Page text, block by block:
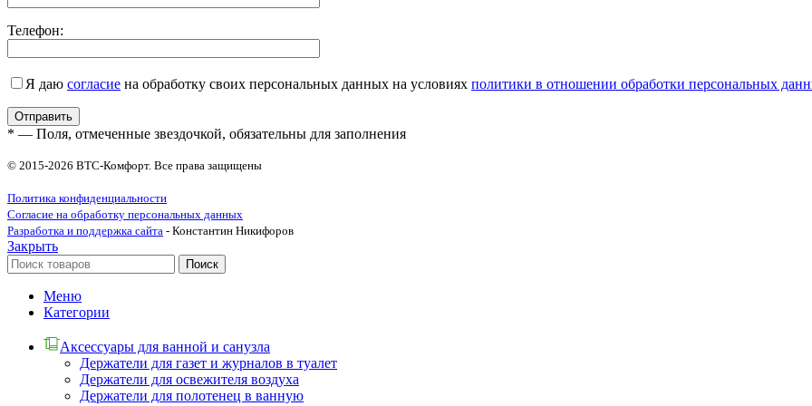
Телефон:
Я даю согласие на обработку своих персональных данных на условиях политики в отношении обработки персональных
* — Поля, отмеченные звездочкой, обязательны для заполнения
© 2015-2026 ВТС-Комфорт. Все права защищены
Политика конфиденциальности
Согласие на обработку персональных данных
Разработка и поддержка сайта - Константин Никифоров
Закрыть
Поиск
Меню
Категории
Аксессуары для ванной и санузла
Держатели для газет и журналов в туалет
Держатели для освежителя воздуха
Держатели для полотенец в ванную